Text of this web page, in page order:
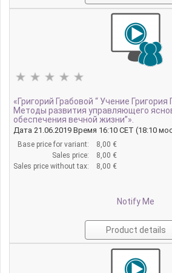
«Григорий Грабовой “ Учение Григория
Методы развития управляющего
обеспечения вечной жизни”».
Дата 21.06.2019 Время 16:10 CET (18:10
Base price for variant:
8,00 €
Sales price:
8,00 €
Sales price without tax:
8,00 €
Notify Me
Product details